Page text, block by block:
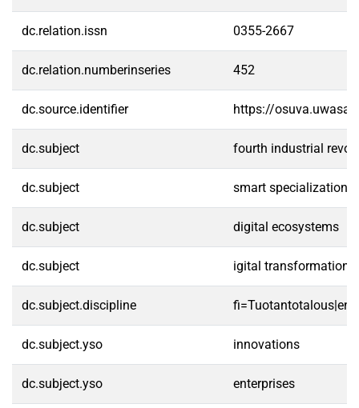
dc.relation.issn 0355-2667
dc.relation.numberinseries 452
dc.source.identifier https://
dc.subject fourth industrial
dc.subject smart specialization
dc.subject digital ecosystems
dc.subject igital transformation
dc.subject.discipline
dc.subject.yso innovations
dc.subject.yso enterprises